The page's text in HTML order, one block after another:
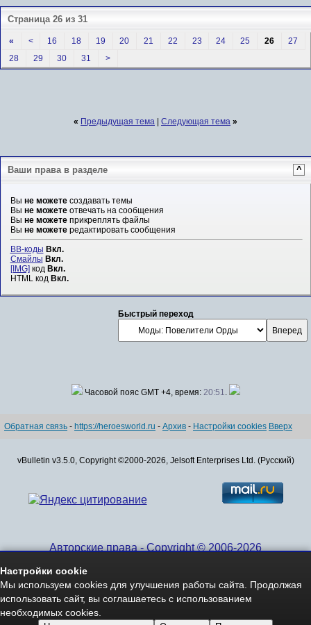
Страница 26 из 31
« < 16 18 19 20 21 22 23 24 25 26
27
28
29 30 31 >
« Предыдущая тема Следующая тема »
Ваши права в разделе ^
Вы не можетесоздавать темы
Вы не можетеотвечать на сообщения
Вы не можетеприкреплять файлы
Вы не можетередактировать сообщения
BB-коды Вкл.
Смайлы Вкл.
[IMG]код Вкл.
HTML код Вкл.
Быстрый переход
Часовой пояс GMT +4, время: 20:51.
Обратная связь - https://heroesworld.ru - Архив - Настройки cookies Вверх
vBulletin v3.5.0, Copyright ©2000-2026, Jelsoft Enterprises Ltd. (Русский)
Авторские права - Copyright © 2006-2026
Настройки cookie
Мы используем cookies для улучшения работы сайта. Продолжая
использовать сайт, вы соглашаетесь с использованием
необходимых cookies.